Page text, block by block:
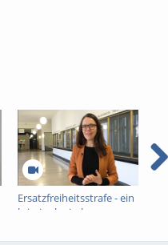
Ersatzfreiheitsstrafe - ein
kriminologisches